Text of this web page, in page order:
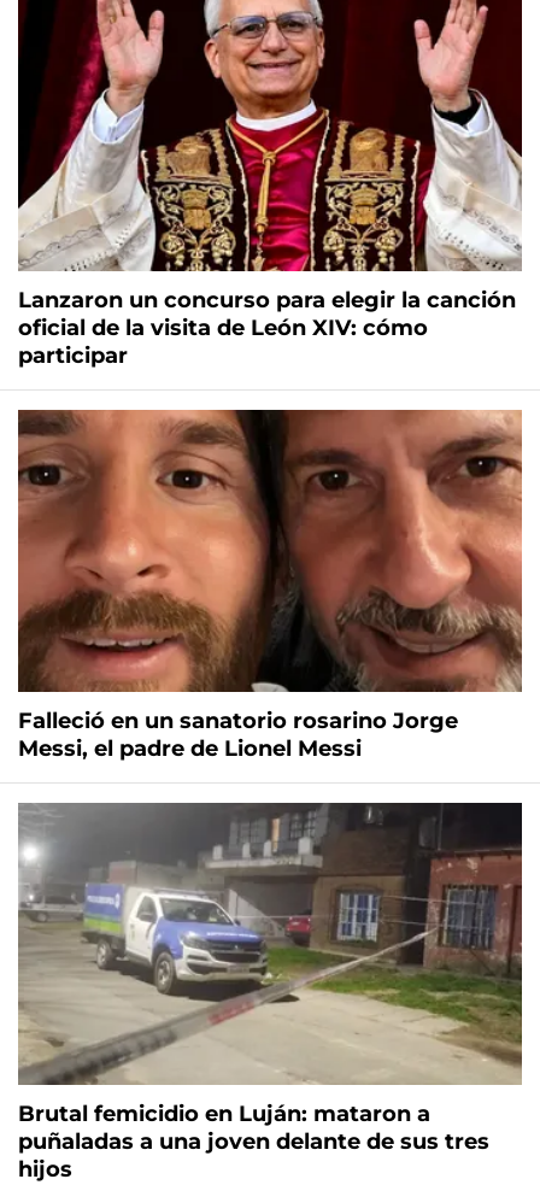
Lanzaron un concurso para elegir la canción
oficial de la visita de León XIV: cómo
participar
Falleció en un sanatorio rosarino Jorge
Messi, el padre de Lionel Messi
Brutal femicidio en Luján: mataron a
puñaladas a una joven delante de sus tres
hijos